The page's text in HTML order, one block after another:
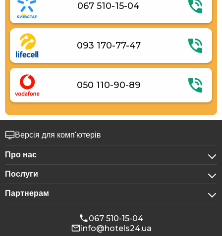
067 510-15-04
093 170-77-47
050 110-90-89
Версія для комп'ютерів
Про нас
Про компанію
Конфіденційність
Наші партнери
Послуги
Для бізнес-клієнтів
Бронювання для груп
Конференц-зали
Партнерам
Програма для афіліатів
067 510-15-04
info@hotels24.ua